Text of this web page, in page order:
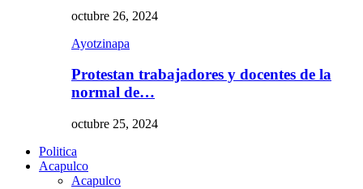
octubre 26, 2024
Ayotzinapa
Protestan trabajadores y docentes de la
normal de…
octubre 25, 2024
Politica
Acapulco
Acapulco